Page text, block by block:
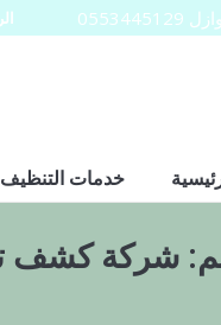
خدمات التنظيف
شركة كشف